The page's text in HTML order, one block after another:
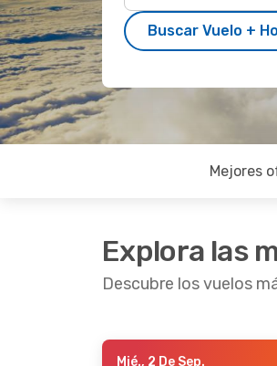
Buscar Vuelo +
Mejores
Explora las
Descubre los vuelos
Mié., 2 De Sep.